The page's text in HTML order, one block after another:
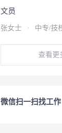
文员
张女士 · 中专/技
查看更
微信扫一扫找工作